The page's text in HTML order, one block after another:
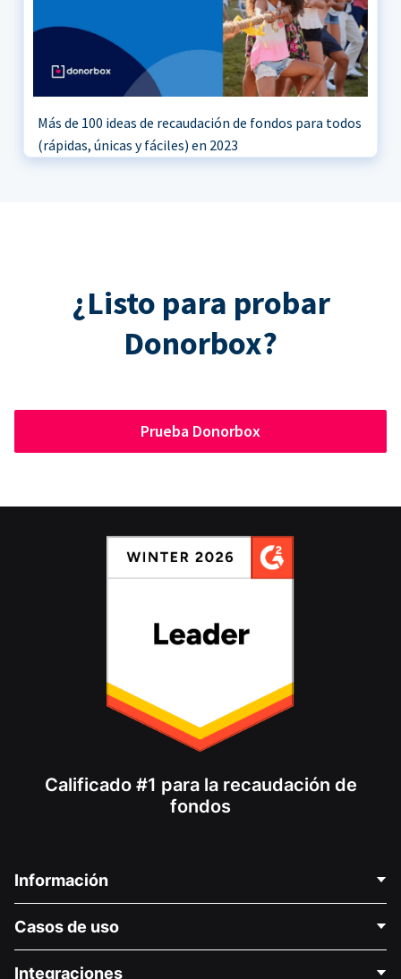
Más de 100 ideas de recaudación de fondos para todos
(rápidas, únicas y fáciles) en 2023
¿Listo para probar
Donorbox?
Prueba Donorbox
Calificado #1 para la recaudación de
fondos
Información
Acerca de nosotros
Casos de uso
Integraciones